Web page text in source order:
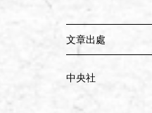
文章出處
中央社